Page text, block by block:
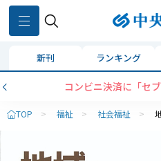
新刊 ランキング
コンビニ決済に「セブンイ
TOP > 福祉 > 社会福祉 >